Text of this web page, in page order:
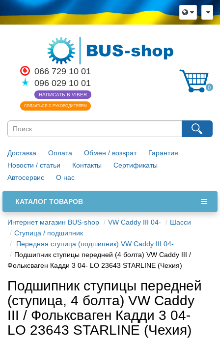
066 729 10 01
096 029 10 01
НАПИСАТЬ В VIBER
СВЯЗАТЬСЯ С РУКОВОДИТЕЛЕМ
0
Доставка Оплата Обмен / возврат
Гарантия
Новости / статьи
Контакты
Сертификаты
Автосервис
О нас
КАТАЛОГ ТОВАРОВ
Интернет магазин BUS-shop VW Caddy III 04-
Шасси
Ступица / подшипник
Передняя ступица (подшипник) VW Caddy III 04-
Подшипник ступицы передней (4 болта) VW Caddy III /
Фольксваген Кадди 3 04- LO 23643 STARLINE (Чехия)
Подшипник ступицы передней
(ступица, 4 болта) VW Caddy
III / Фольксваген Кадди 3 04-
LO 23643 STARLINE (Чехия)